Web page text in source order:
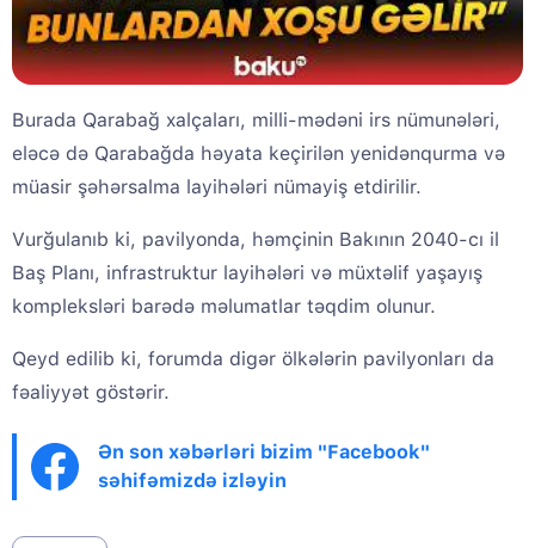
Burada Qarabağ xalçaları, milli-mədəni irs nümunələri,
eləcə də Qarabağda həyata keçirilən yenidənqurma və
müasir şəhərsalma layihələri nümayiş etdirilir.
Vurğulanıb ki, pavilyonda, həmçinin Bakının 2040-cı il
Baş Planı, infrastruktur layihələri və müxtəlif yaşayış
kompleksləri barədə məlumatlar təqdim olunur.
Qeyd edilib ki, forumda digər ölkələrin pavilyonları da
fəaliyyət göstərir.
Ən son xəbərləri bizim "Facebook"
səhifəmizdə izləyin